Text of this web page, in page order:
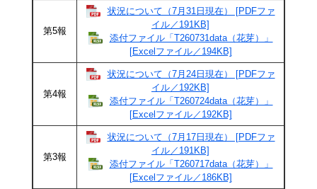
第5報
状況について（7月31日現在） [PDFファ
イル／191KB]
添付ファイル「T260731data（花芽）」
[Excelファイル／194KB]
第4報
状況について（7月24日現在） [PDFファ
イル／192KB]
添付ファイル「T260724data（花芽）」
[Excelファイル／192KB]
第3報
状況について（7月17日現在） [PDFファ
イル／191KB]
添付ファイル「T260717data（花芽）」
[Excelファイル／186KB]